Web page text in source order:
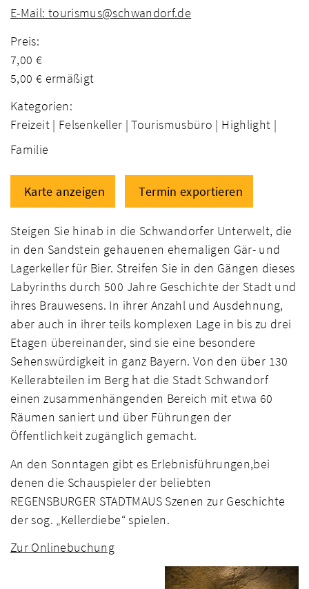
E-Mail: tourismus@schwandorf.de
Preis:
7,00 €
5,00 € ermäßigt
Kategorien:
Freizeit | Felsenkeller | Tourismusbüro | Highlight |
Familie
Karte anzeigen Termin exportieren
Steigen Sie hinab in die Schwandorfer Unterwelt, die
in den Sandstein gehauenen ehemaligen Gär- und
Lagerkeller für Bier. Streifen Sie in den Gängen dieses
Labyrinths durch 500 Jahre Geschichte der Stadt und
ihres Brauwesens. In ihrer Anzahl und Ausdehnung,
aber auch in ihrer teils komplexen Lage in bis zu drei
Etagen übereinander, sind sie eine besondere
Sehenswürdigkeit in ganz Bayern. Von den über 130
Kellerabteilen im Berg hat die Stadt Schwandorf
einen zusammenhängenden Bereich mit etwa 60
Räumen saniert und über Führungen der
Öffentlichkeit zugänglich gemacht.
An den Sonntagen gibt es Erlebnisführungen,bei
denen die Schauspieler der beliebten
REGENSBURGER STADTMAUS Szenen zur Geschichte
der sog. „Kellerdiebe“ spielen.
Zur Onlinebuchung